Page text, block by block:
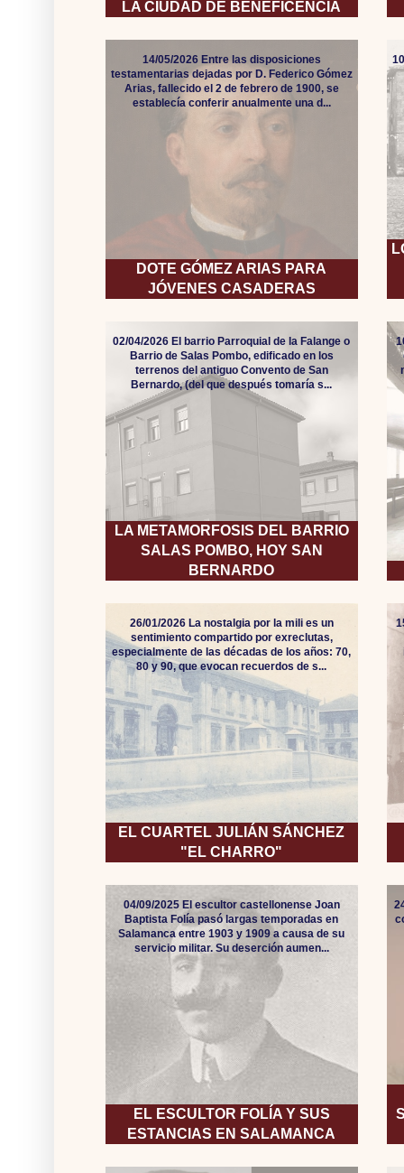
LA CIUDAD DE BENEFICENCIA
DOTE GÓMEZ ARIAS PARA
JÓVENES CASADERAS
14/05/2026 Entre las disposiciones
testamentarias dejadas por D. Federico Gómez
Arias, fallecido el 2 de febrero de 1900, se
establecía conferir anualmente una d...
LA METAMORFOSIS DEL BARRIO
SALAS POMBO, HOY SAN
BERNARDO
02/04/2026 El barrio Parroquial de la Falange o
Barrio de Salas Pombo, edificado en los
terrenos del antiguo Convento de San
Bernardo, (del que después tomaría s...
EL CUARTEL JULIÁN SÁNCHEZ
"EL CHARRO"
26/01/2026 La nostalgia por la mili es un
sentimiento compartido por exreclutas,
especialmente de las décadas de los años: 70,
80 y 90, que evocan recuerdos de s...
EL ESCULTOR FOLÍA Y SUS
ESTANCIAS EN SALAMANCA
04/09/2025 El escultor castellonense Joan
Baptista Folía pasó largas temporadas en
Salamanca entre 1903 y 1909 a causa de su
servicio militar. Su deserción aumen...